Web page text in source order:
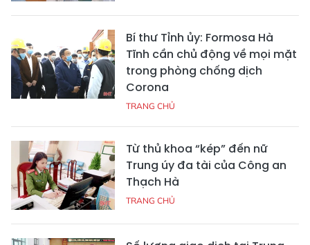
Bí thư Tỉnh ủy: Formosa Hà
Tĩnh cần chủ động về mọi mặt
trong phòng chống dịch
Corona
TRANG CHỦ
Từ thủ khoa “kép” đến nữ
Trung úy đa tài của Công an
Thạch Hà
TRANG CHỦ